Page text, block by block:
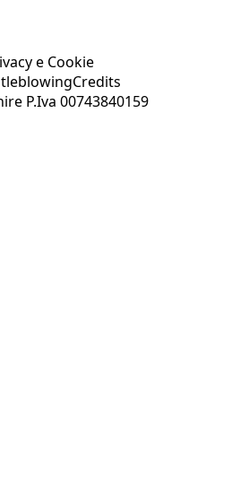
e Cookie
Credits
P.Iva 00743840159